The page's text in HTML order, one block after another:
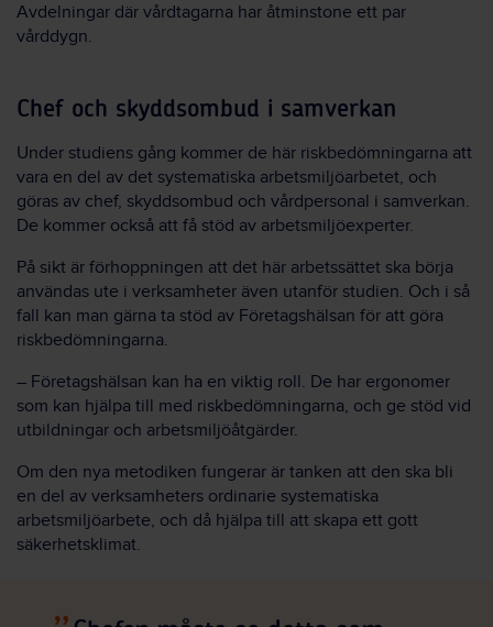
Avdelningar där vårdtagarna har åtminstone ett par
vårddygn.
Chef och skyddsombud i samverkan
Under studiens gång kommer de här riskbedömningarna att
vara en del av det systematiska arbetsmiljöarbetet, och
göras av chef, skyddsombud och vårdpersonal i samverkan.
De kommer också att få stöd av arbetsmiljöexperter.
På sikt är förhoppningen att det här arbetssättet ska börja
användas ute i verksamheter även utanför studien. Och i så
fall kan man gärna ta stöd av Företagshälsan för att göra
riskbedömningarna.
– Företagshälsan kan ha en viktig roll. De har ergonomer
som kan hjälpa till med riskbedömningarna, och ge stöd vid
utbildningar och arbetsmiljöåtgärder.
Om den nya metodiken fungerar är tanken att den ska bli
en del av verksamheters ordinarie systematiska
arbetsmiljöarbete, och då hjälpa till att skapa ett gott
säkerhetsklimat.